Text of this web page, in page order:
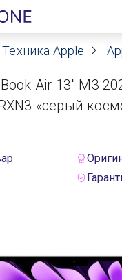
оферты
Техника Apple
Air 13" M3
«серый